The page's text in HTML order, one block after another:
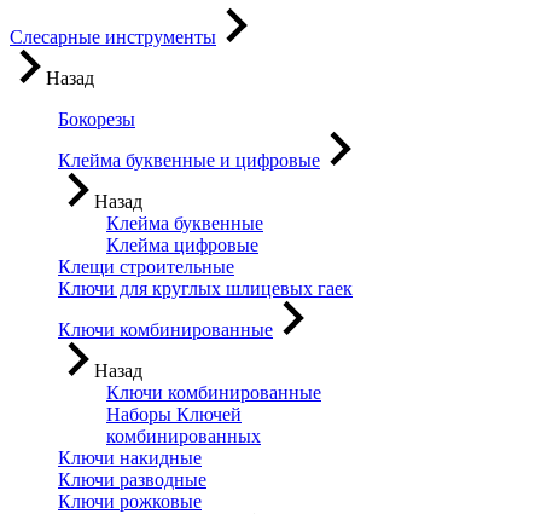
Слесарные инструменты
Назад
Бокорезы
Клейма буквенные и цифровые
Назад
Клейма буквенные
Клейма цифровые
Клещи строительные
Ключи для круглых шлицевых гаек
Ключи комбинированные
Назад
Ключи комбинированные
Наборы Ключей
комбинированных
Ключи накидные
Ключи разводные
Ключи рожковые